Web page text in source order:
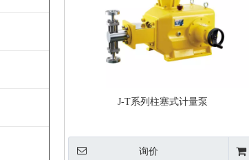
J-T系列柱塞式计量泵
询价